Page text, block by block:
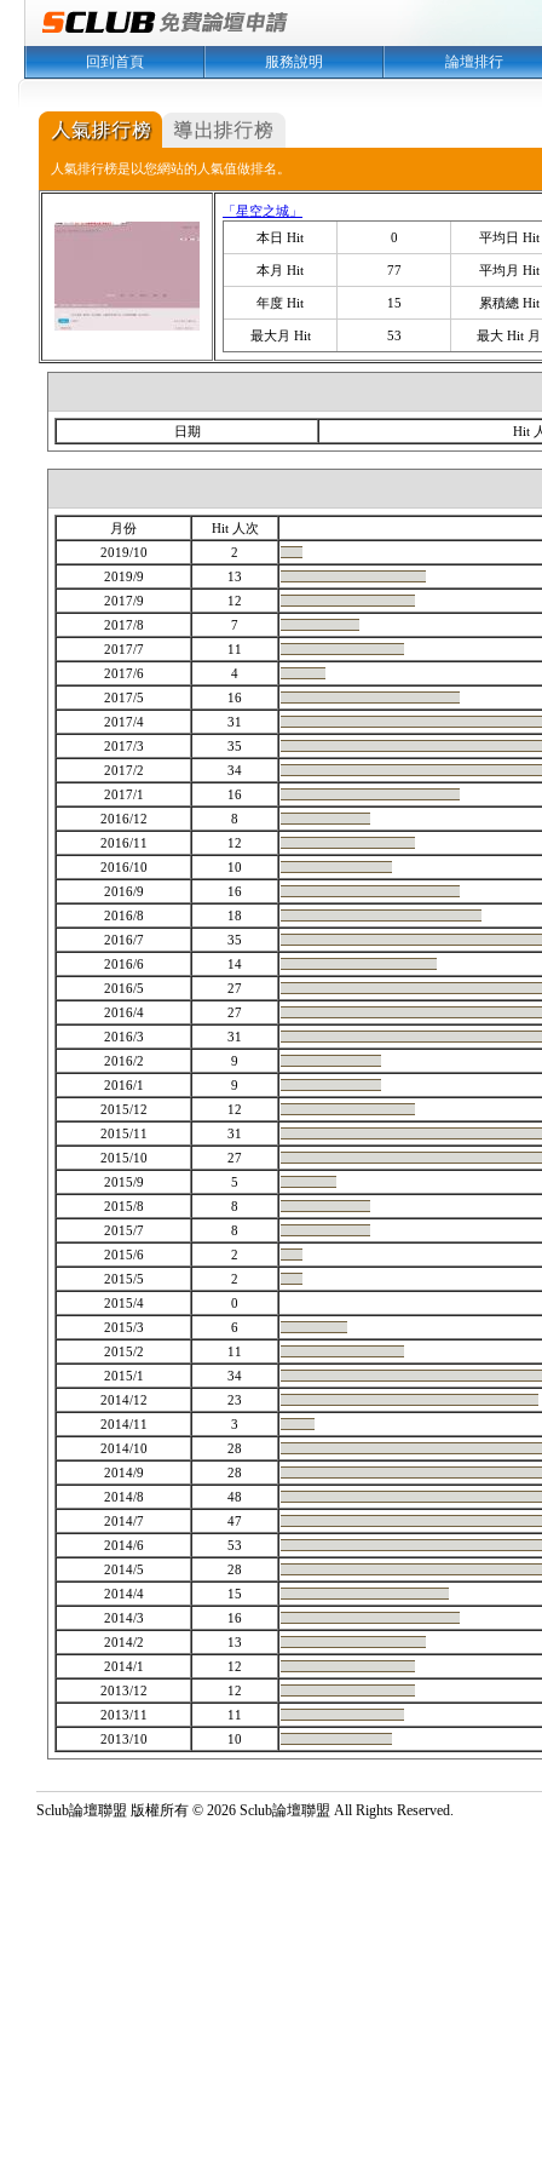
回到首頁 服務說明 論壇排行
人氣排行榜是以您網站的人氣值做排名。
「星空之城」
本日 Hit
0 平均日 Hit
本月 Hit 77 平均月 Hit
年度 Hit 15 累積總 Hit
最大月 Hit 53 最大 Hit 月
日期 Hit
月份
Hit 人次
2019/10
2
2019/9
13
2017/9
12
2017/8
7
2017/7
11
2017/6
4
2017/5
16
2017/4
31
2017/3
35
2017/2
34
2017/1
16
2016/12
8
2016/11
12
2016/10
10
2016/9
16
2016/8
18
2016/7
35
2016/6
14
2016/5
27
2016/4
27
2016/3
31
2016/2
9
2016/1
9
2015/12
12
2015/11
31
2015/10
27
2015/9
5
2015/8
8
2015/7
8
2015/6
2
2015/5
2
2015/4
0
2015/3
6
2015/2
11
2015/1
34
2014/12
23
2014/11
3
2014/10
28
2014/9
28
2014/8
48
2014/7
47
2014/6
53
2014/5
28
2014/4
15
2014/3
16
2014/2
13
2014/1
12
2013/12
12
2013/11
11
2013/10
10
Sclub論壇聯盟 版權所有 © 2026 Sclub論壇聯盟 All Rights Reserved.